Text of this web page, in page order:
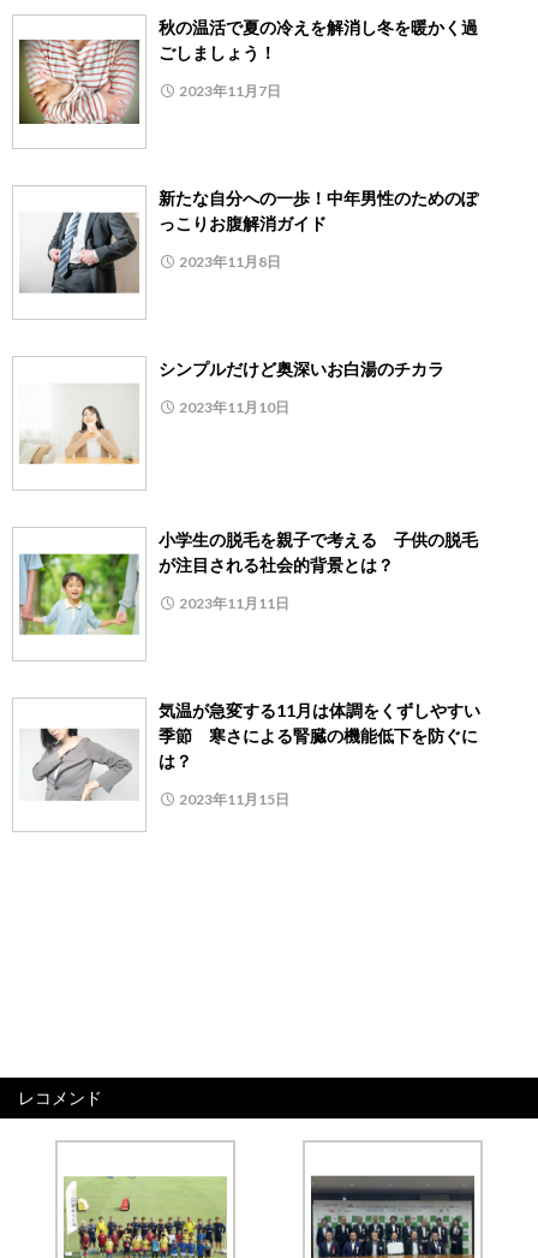
秋の温活で夏の冷えを解消し冬を暖かく過
ごしましょう！
2023年11月7日
新たな自分への一歩！中年男性のためのぽ
っこりお腹解消ガイド
2023年11月8日
シンプルだけど奥深いお白湯のチカラ
2023年11月10日
小学生の脱毛を親子で考える 子供の脱毛
が注目される社会的背景とは？
2023年11月11日
気温が急変する11月は体調をくずしやすい
季節 寒さによる腎臓の機能低下を防ぐに
は？
2023年11月15日
レコメンド